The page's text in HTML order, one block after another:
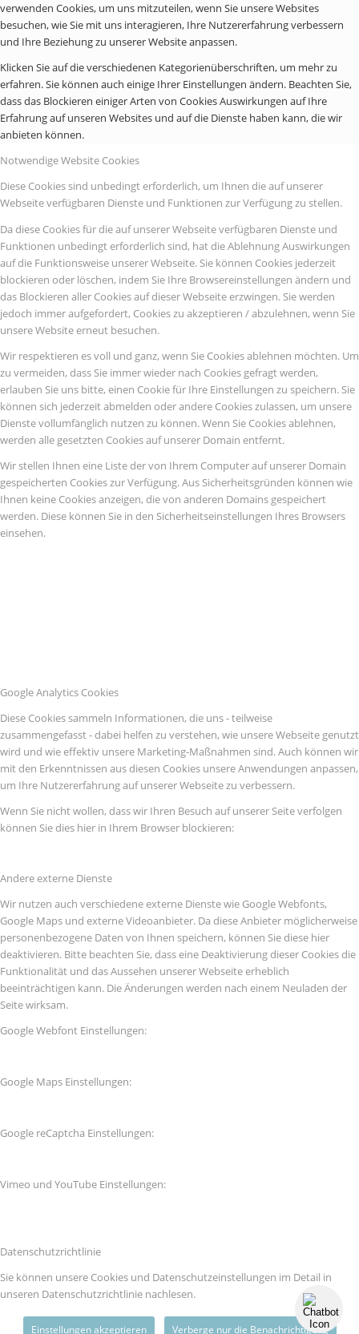
verwenden Cookies, um uns mitzuteilen, wenn Sie unsere Websites
besuchen, wie Sie mit uns interagieren, Ihre Nutzererfahrung verbessern
und Ihre Beziehung zu unserer Website anpassen.
Klicken Sie auf die verschiedenen Kategorienüberschriften, um mehr zu
erfahren. Sie können auch einige Ihrer Einstellungen ändern. Beachten Sie,
dass das Blockieren einiger Arten von Cookies Auswirkungen auf Ihre
Erfahrung auf unseren Websites und auf die Dienste haben kann, die wir
anbieten können.
Notwendige Website Cookies
Diese Cookies sind unbedingt erforderlich, um Ihnen die auf unserer
Webseite verfügbaren Dienste und Funktionen zur Verfügung zu stellen.
Da diese Cookies für die auf unserer Webseite verfügbaren Dienste und
Funktionen unbedingt erforderlich sind, hat die Ablehnung Auswirkungen
auf die Funktionsweise unserer Webseite. Sie können Cookies jederzeit
blockieren oder löschen, indem Sie Ihre Browsereinstellungen ändern und
das Blockieren aller Cookies auf dieser Webseite erzwingen. Sie werden
jedoch immer aufgefordert, Cookies zu akzeptieren / abzulehnen, wenn Sie
unsere Website erneut besuchen.
Wir respektieren es voll und ganz, wenn Sie Cookies ablehnen möchten. Um
zu vermeiden, dass Sie immer wieder nach Cookies gefragt werden,
erlauben Sie uns bitte, einen Cookie für Ihre Einstellungen zu speichern. Sie
können sich jederzeit abmelden oder andere Cookies zulassen, um unsere
Dienste vollumfänglich nutzen zu können. Wenn Sie Cookies ablehnen,
werden alle gesetzten Cookies auf unserer Domain entfernt.
Wir stellen Ihnen eine Liste der von Ihrem Computer auf unserer Domain
gespeicherten Cookies zur Verfügung. Aus Sicherheitsgründen können wie
Ihnen keine Cookies anzeigen, die von anderen Domains gespeichert
werden. Diese können Sie in den Sicherheitseinstellungen Ihres Browsers
einsehen.
Google Analytics Cookies
Diese Cookies sammeln Informationen, die uns - teilweise
zusammengefasst - dabei helfen zu verstehen, wie unsere Webseite genutzt
wird und wie effektiv unsere Marketing-Maßnahmen sind. Auch können wir
mit den Erkenntnissen aus diesen Cookies unsere Anwendungen anpassen,
um Ihre Nutzererfahrung auf unserer Webseite zu verbessern.
Wenn Sie nicht wollen, dass wir Ihren Besuch auf unserer Seite verfolgen
können Sie dies hier in Ihrem Browser blockieren:
Andere externe Dienste
Wir nutzen auch verschiedene externe Dienste wie Google Webfonts,
Google Maps und externe Videoanbieter. Da diese Anbieter möglicherweise
personenbezogene Daten von Ihnen speichern, können Sie diese hier
deaktivieren. Bitte beachten Sie, dass eine Deaktivierung dieser Cookies die
Funktionalität und das Aussehen unserer Webseite erheblich
beeinträchtigen kann. Die Änderungen werden nach einem Neuladen der
Seite wirksam.
Google Webfont Einstellungen:
Google Maps Einstellungen:
Google reCaptcha Einstellungen:
Vimeo und YouTube Einstellungen:
Datenschutzrichtlinie
Sie können unsere Cookies und Datenschutzeinstellungen im Detail in
unseren Datenschutzrichtlinie nachlesen.
Einstellungen akzeptieren Verberge nur die Benachrichtigung